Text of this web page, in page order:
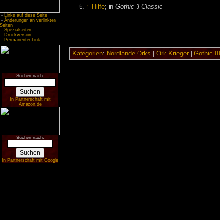
- Links auf diese Seite
- Änderungen an verlinkten
Seiten
- Spezialseiten
- Druckversion
- Permanenter Link
Suchen nach:
In Partnerschaft mit
Amazon.de
Suchen nach:
In Partnerschaft mit Google
↑ Hilfe; inGothic 3 Classic
Kategorien: Nordlande-Orks Ork-Krieger| Gothic III